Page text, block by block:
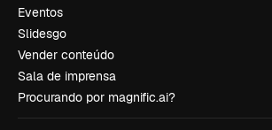
Eventos
Slidesgo
Vender conteúdo
Sala de imprensa
Procurando por magnific.ai?